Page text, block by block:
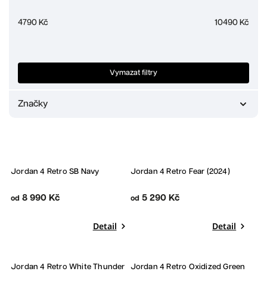
Nejprodávanější
4790 Kč 10490 Kč
Značky
Vymazat filtry
Jordan 4 Retro SB Navy
od 8 990 Kč
Detail
Jordan 4 Retro Fear (2024)
od 5 290 Kč
Detail
Jordan 4 Retro White Thunder
Bestseller
Jordan 4 Retro Oxidized Green